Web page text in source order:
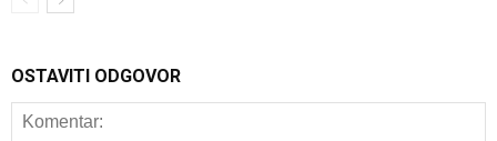
OSTAVITI ODGOVOR